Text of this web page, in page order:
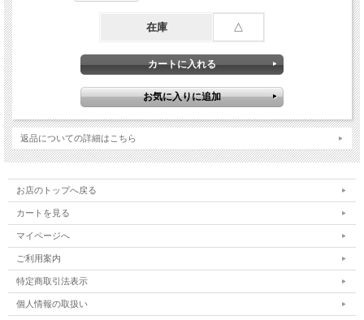
在庫 △
返品についての詳細はこちら
お店のトップへ戻る
カートを見る
マイページへ
ご利用案内
特定商取引法表示
個人情報の取扱い